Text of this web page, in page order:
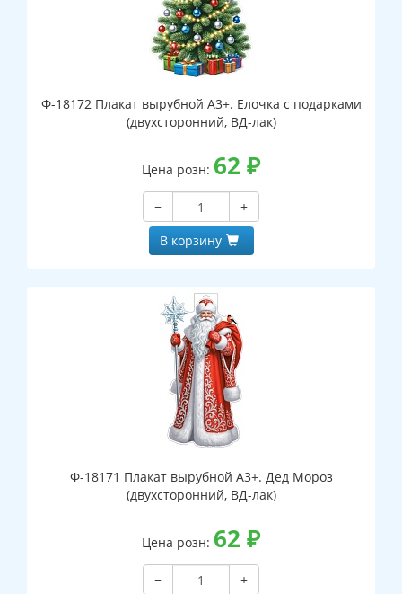
Ф-18172 Плакат вырубной А3+. Елочка с подарками
(двухсторонний, ВД-лак)
Цена розн: 62 ₽
−
+
В корзину
Ф-18171 Плакат вырубной А3+. Дед Мороз
(двухсторонний, ВД-лак)
Цена розн: 62 ₽
−
+